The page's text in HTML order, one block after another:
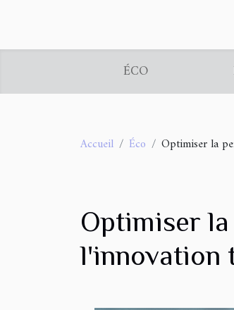
ÉCO
Accueil Éco Optimiser la
Optimiser
l'innovation